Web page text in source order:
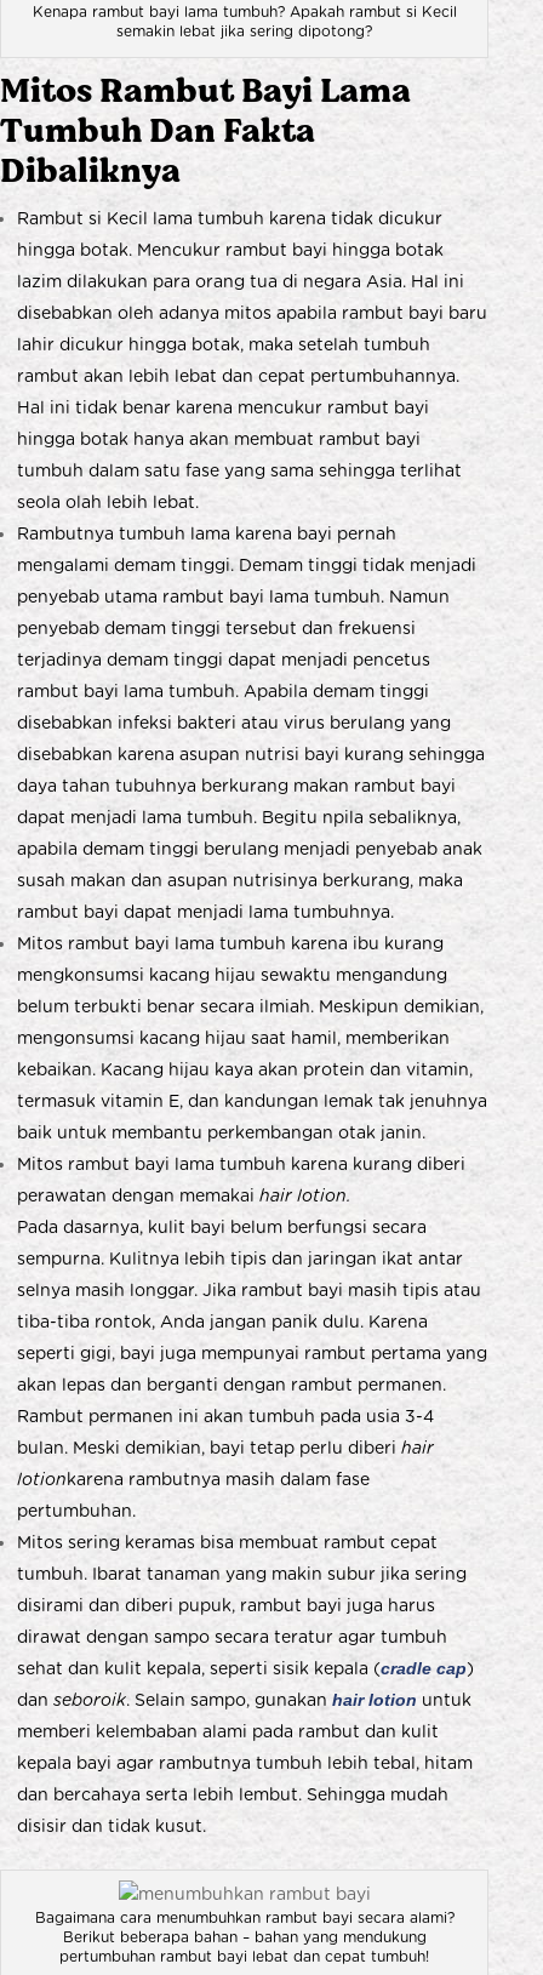
Kenapa rambut bayi lama tumbuh? Apakah rambut si Kecil
semakin lebat jika sering dipotong?
Mitos Rambut Bayi Lama
Tumbuh Dan Fakta
Dibaliknya
Rambut si Kecil lama tumbuh karena tidak dicukur
hingga botak. Mencukur rambut bayi hingga botak
lazim dilakukan para orang tua di negara Asia. Hal ini
disebabkan oleh adanya mitos apabila rambut bayi baru
lahir dicukur hingga botak, maka setelah tumbuh
rambut akan lebih lebat dan cepat pertumbuhannya.
Hal ini tidak benar karena mencukur rambut bayi
hingga botak hanya akan membuat rambut bayi
tumbuh dalam satu fase yang sama sehingga terlihat
seola olah lebih lebat.
Rambutnya tumbuh lama karena bayi pernah
mengalami demam tinggi. Demam tinggi tidak menjadi
penyebab utama rambut bayi lama tumbuh. Namun
penyebab demam tinggi tersebut dan frekuensi
terjadinya demam tinggi dapat menjadi pencetus
rambut bayi lama tumbuh. Apabila demam tinggi
disebabkan infeksi bakteri atau virus berulang yang
disebabkan karena asupan nutrisi bayi kurang sehingga
daya tahan tubuhnya berkurang makan rambut bayi
dapat menjadi lama tumbuh. Begitu npila sebaliknya,
apabila demam tinggi berulang menjadi penyebab anak
susah makan dan asupan nutrisinya berkurang, maka
rambut bayi dapat menjadi lama tumbuhnya.
Mitos rambut bayi lama tumbuh karena ibu kurang
mengkonsumsi kacang hijau sewaktu mengandung
belum terbukti benar secara ilmiah. Meskipun demikian,
mengonsumsi kacang hijau saat hamil, memberikan
kebaikan. Kacang hijau kaya akan protein dan vitamin,
termasuk vitamin E, dan kandungan lemak tak jenuhnya
baik untuk membantu perkembangan otak janin.
Mitos rambut bayi lama tumbuh karena kurang diberi
perawatan dengan memakai hair lotion.
Pada dasarnya, kulit bayi belum berfungsi secara
sempurna. Kulitnya lebih tipis dan jaringan ikat antar
selnya masih longgar. Jika rambut bayi masih tipis atau
tiba-tiba rontok, Anda jangan panik dulu. Karena
seperti gigi, bayi juga mempunyai rambut pertama yang
akan lepas dan berganti dengan rambut permanen.
Rambut permanen ini akan tumbuh pada usia 3-4
bulan. Meski demikian, bayi tetap perlu diberi hair
lotionkarena rambutnya masih dalam fase
pertumbuhan.
Mitos sering keramas bisa membuat rambut cepat
tumbuh. Ibarat tanaman yang makin subur jika sering
disirami dan diberi pupuk, rambut bayi juga harus
dirawat dengan sampo secara teratur agar tumbuh
sehat dan kulit kepala, seperti sisik kepala (cradle cap)
dan seboroik. Selain sampo, gunakan hair lotion untuk
memberi kelembaban alami pada rambut dan kulit
kepala bayi agar rambutnya tumbuh lebih tebal, hitam
dan bercahaya serta lebih lembut. Sehingga mudah
disisir dan tidak kusut.
Bagaimana cara menumbuhkan rambut bayi secara alami?
Berikut beberapa bahan – bahan yang mendukung
pertumbuhan rambut bayi lebat dan cepat tumbuh!